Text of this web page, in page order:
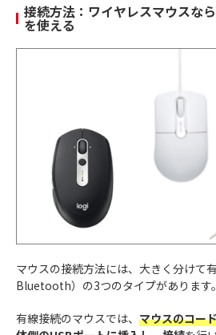
接続方法：ワイヤレスマウスな
を使える
マウスの接続方法には、大きく分けて
Bluetooth）の3つのタイプがあります。
有線接続のマウスでは、 マウスのコー